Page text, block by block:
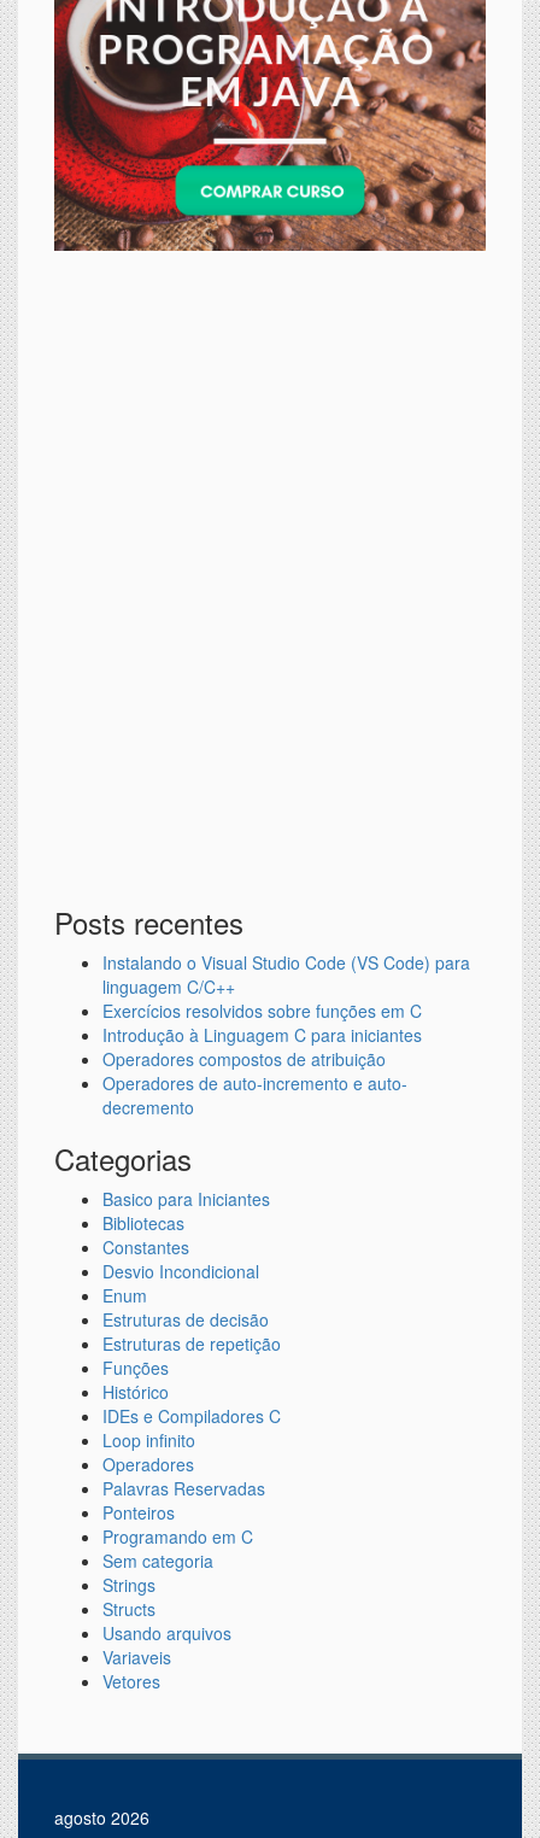
Posts recentes
Instalando o Visual Studio Code (VS Code) para
linguagem C/C++
Exercícios resolvidos sobre funções em C
Introdução à Linguagem C para iniciantes
Operadores compostos de atribuição
Operadores de auto-incremento e auto-
decremento
Categorias
Basico para Iniciantes
Bibliotecas
Constantes
Desvio Incondicional
Enum
Estruturas de decisão
Estruturas de repetição
Funções
Histórico
IDEs e Compiladores C
Loop infinito
Operadores
Palavras Reservadas
Ponteiros
Programando em C
Sem categoria
Strings
Structs
Usando arquivos
Variaveis
Vetores
agosto 2026